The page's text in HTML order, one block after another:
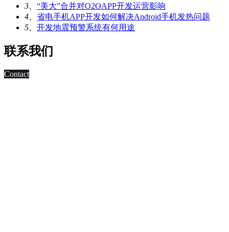
3、 “美大”合并对O2OAPP开发运营影响
4、 省电手机APP开发如何解决Android手机发热问题
5、 开发地震预警系统有何用途
联系我们
Contact